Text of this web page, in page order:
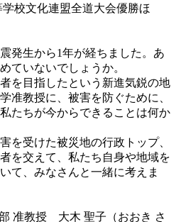
校文化連盟全道大会優勝ほ
発生から1年が経ちました。あ
ていないでしょうか。
を目指したという新進気鋭の地
准教授に、被害を防ぐために、
たちが今からできることは何か
を受けた被災地の行政トップ、
を交えて、私たち自身や地域を
て、みなさんと一緒に考えま
准教授 大木 聖子（おおき さ